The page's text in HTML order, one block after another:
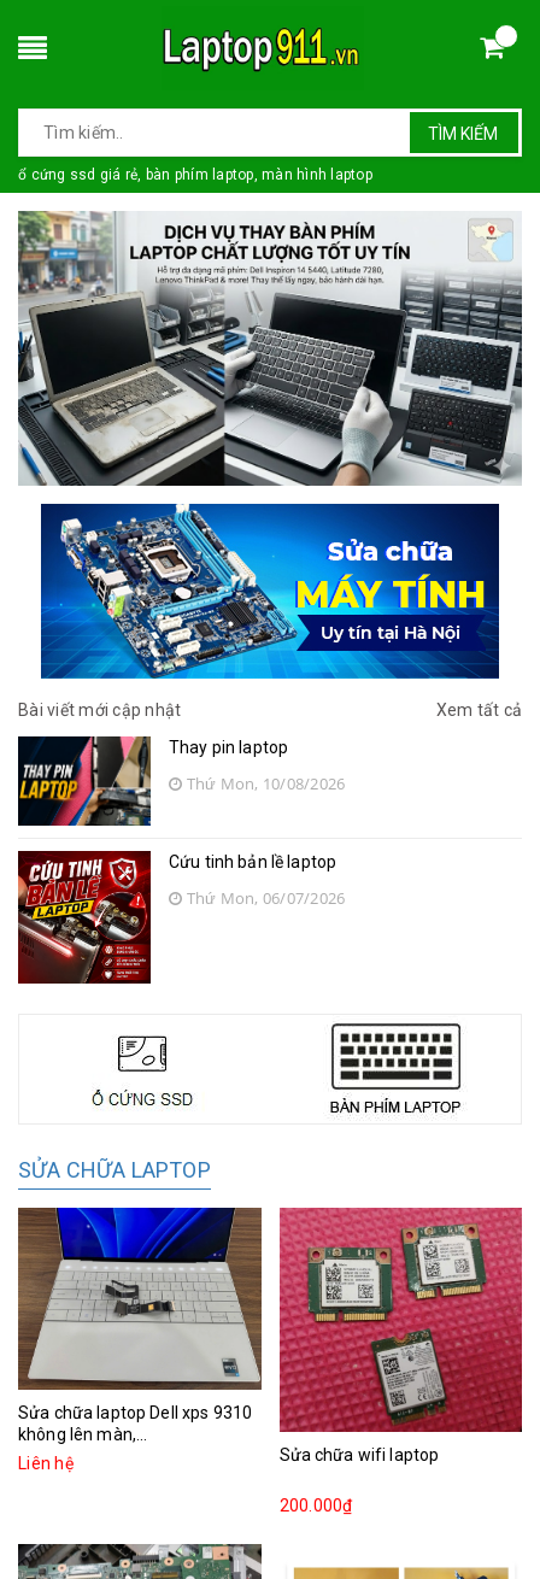
TÌM KIẾM
ổ cứng ssd giá rẻ, bàn phím laptop, màn hình laptop
Bài viết mới cập nhật
Xem tất cả
Thay pin laptop
Thứ Mon, 10/08/2026
Cứu tinh bản lề laptop
Thứ Mon, 06/07/2026
SỬA CHỮA LAPTOP
Sửa chữa laptop Dell xps 9310
không lên màn,...
Liên hệ
Sửa chữa wifi laptop
200.000₫